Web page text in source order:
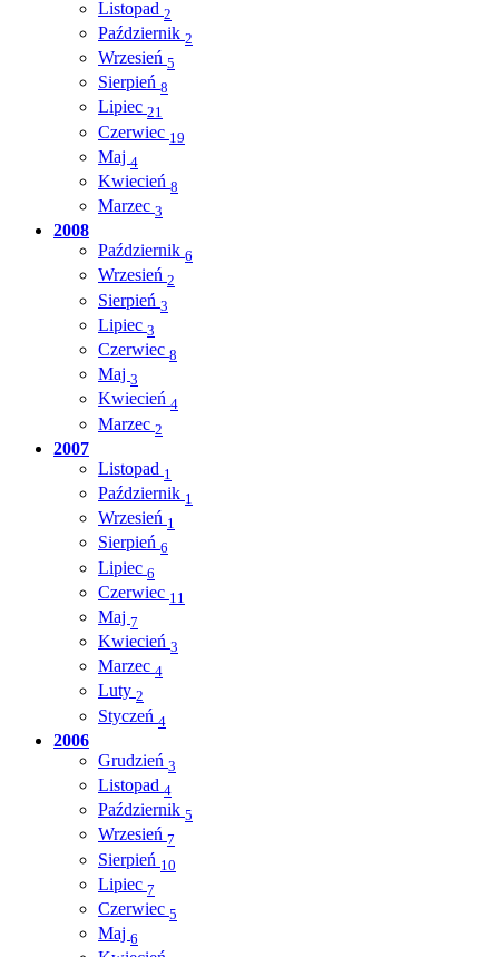
Listopad 2
Październik 2
Wrzesień 5
Sierpień 8
Lipiec 21
Czerwiec 19
Maj 4
Kwiecień 8
Marzec 3
2008
Październik 6
Wrzesień 2
Sierpień 3
Lipiec 3
Czerwiec 8
Maj 3
Kwiecień 4
Marzec 2
2007
Listopad 1
Październik 1
Wrzesień 1
Sierpień 6
Lipiec 6
Czerwiec 11
Maj 7
Kwiecień 3
Marzec 4
Luty 2
Styczeń 4
2006
Grudzień 3
Listopad 4
Październik 5
Wrzesień 7
Sierpień 10
Lipiec 7
Czerwiec 5
Maj 6